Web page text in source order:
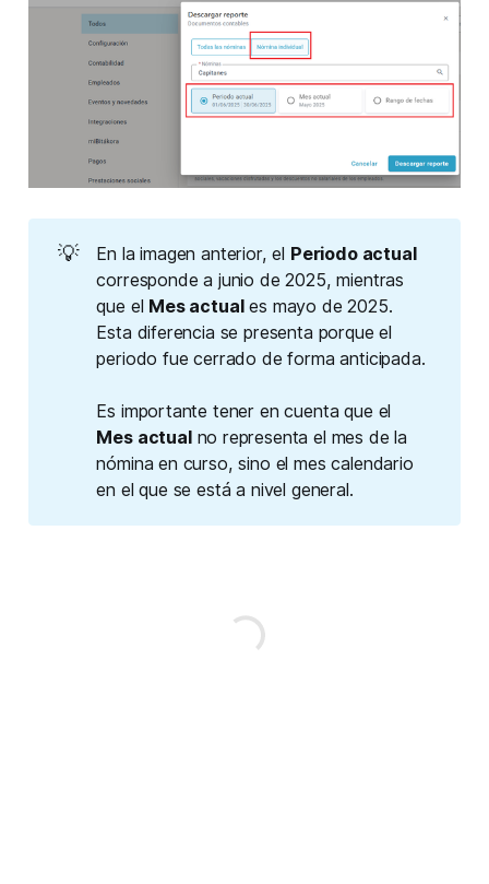
💡 En la imagen anterior, el Periodo actual
corresponde a junio de 2025, mientras
que el Mes actuales mayo de 2025.
Esta diferencia se presenta porque el
periodo fue cerrado de forma anticipada.
Es importante tener en cuenta que el
Mes actualno representa el mes de la
nómina en curso, sino el mes calendario
en el que se está a nivel general.